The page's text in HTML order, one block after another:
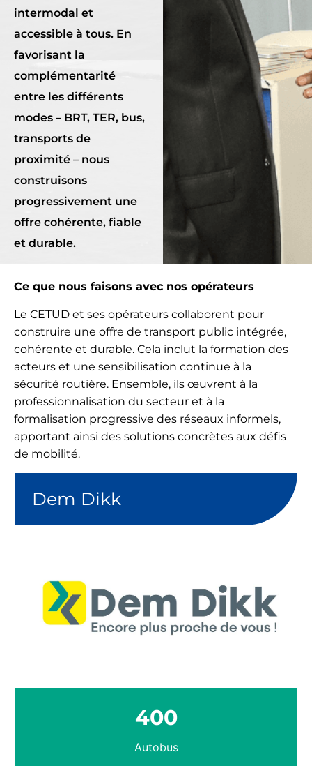
intermodal et
accessible à tous. En
favorisant la
complémentarité
entre les différents
modes – BRT, TER, bus,
transports de
proximité – nous
construisons
progressivement une
offre cohérente, fiable
et durable.
Ce que nous faisons avec nos opérateurs
Le CETUD et ses opérateurs collaborent pour
construire une offre de transport public intégrée,
cohérente et durable. Cela inclut la formation des
acteurs et une sensibilisation continue à la
sécurité routière. Ensemble, ils œuvrent à la
professionnalisation du secteur et à la
formalisation progressive des réseaux informels,
apportant ainsi des solutions concrètes aux défis
de mobilité.
Dem Dikk
400
Autobus